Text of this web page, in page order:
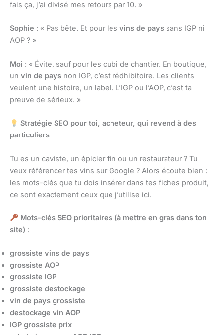
fais ça, j’ai divisé mes retours par 10. »
Sophie : « Pas bête. Et pour les vins de pays sans IGP ni
AOP ? »
Moi : « Évite, sauf pour les cubi de chantier. En boutique,
un vin de pays non IGP, c’est rédhibitoire. Les clients
veulent une histoire, un label. L’IGP ou l’AOP, c’est ta
preuve de sérieux. »
Stratégie SEO pour toi, acheteur, qui revend à des
particuliers
Tu es un caviste, un épicier fin ou un restaurateur ? Tu
veux référencer tes vins sur Google ? Alors écoute bien :
les mots-clés que tu dois insérer dans tes fiches produit,
ce sont exactement ceux que j’utilise ici.
Mots-clés SEO prioritaires (à mettre en gras dans ton
site) :
grossiste vins de pays
grossiste AOP
grossiste IGP
grossiste destockage
vin de pays grossiste
destockage vin AOP
IGP grossiste prix